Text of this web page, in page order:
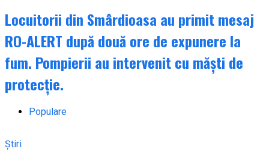
Locuitorii din Smârdioasa au primit mesaj
RO-ALERT după două ore de expunere la
fum. Pompierii au intervenit cu măști de
protecție.
Populare
Știri